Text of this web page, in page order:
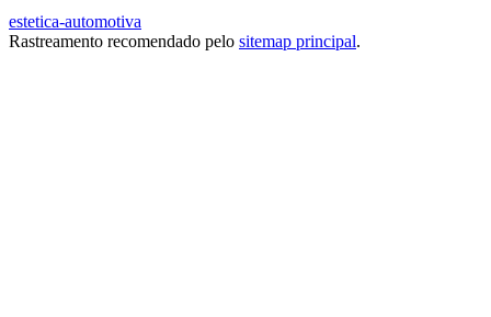
estetica-automotiva
Rastreamento recomendado pelo sitemap principal.